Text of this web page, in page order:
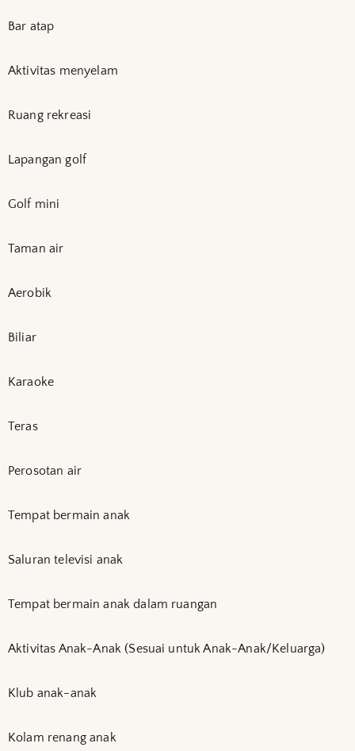
Bar atap
Aktivitas menyelam
Ruang rekreasi
Lapangan golf
Golf mini
Taman air
Aerobik
Biliar
Karaoke
Teras
Perosotan air
Tempat bermain anak
Saluran televisi anak
Tempat bermain anak dalam ruangan
Aktivitas Anak-Anak (Sesuai untuk Anak-Anak/Keluarga)
Klub anak-anak
Kolam renang anak